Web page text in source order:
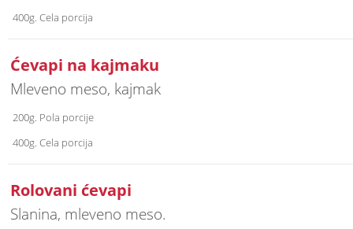
400g. Cela porcija
Ćevapi na kajmaku
Mleveno meso, kajmak
200g. Pola porcije
400g. Cela porcija
Rolovani ćevapi
Slanina, mleveno meso.